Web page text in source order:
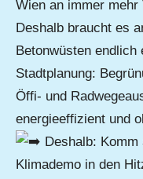
Wien an immer
Deshalb braucht es
Betonwüsten
Stadtplanung:
Öffi- und
energieeffizient und
Deshalb:
Klimademo in den